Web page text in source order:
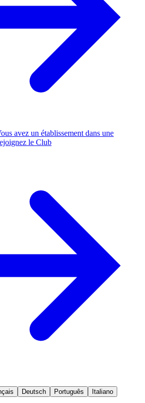
avez un établissement dans une
le Club
Deutsch Português
Italiano